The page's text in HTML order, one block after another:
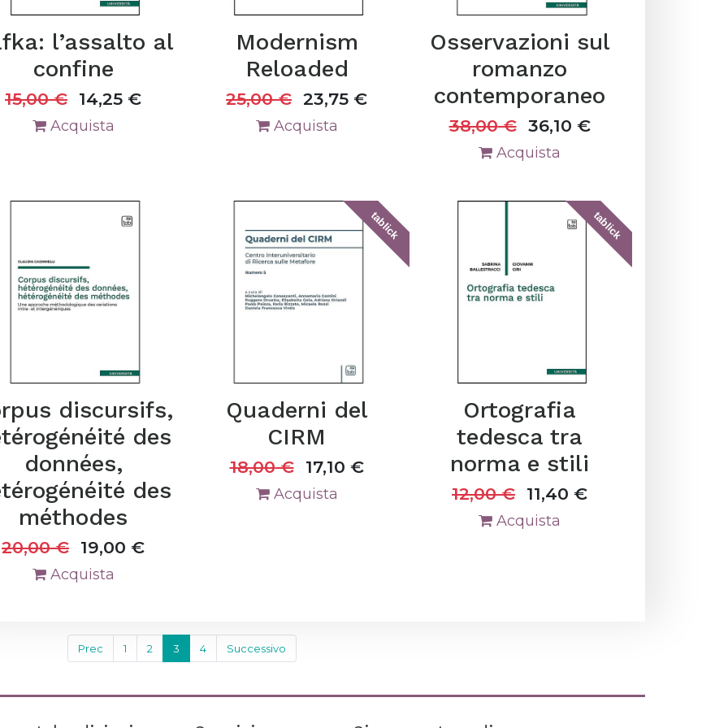
l’assalto al
confine
15,00€ 14,25 €
Acquista
Modernism
Reloaded
25,00€ 23,75 €
Acquista
Osservazioni sul
romanzo
contemporaneo
38,00€ 36,10 €
Acquista
discursifs,
des
données,
des
méthodes
20,00€ 19,00 €
Acquista
tablick
Quaderni del
CIRM
18,00€ 17,10 €
Acquista
tablick
Ortografia
tedesca tra
norma e stili
12,00€ 11,40 €
Acquista
Prec 1 2 3 4 Successivo